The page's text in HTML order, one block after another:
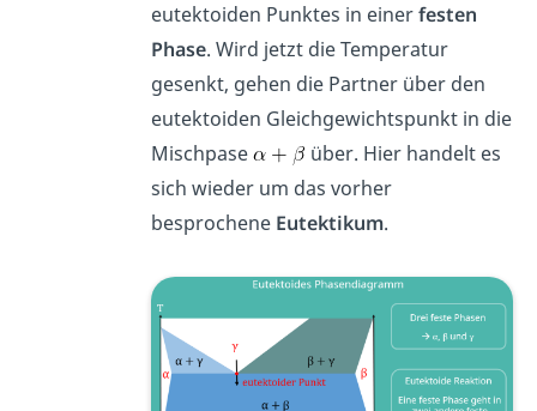
eutektoiden Punktes in einerfesten
Phase. Wird jetzt die Temperatur
gesenkt, gehen die Partner über den
eutektoiden Gleichgewichtspunkt in die
Mischpase
über. Hier handelt es
sich wieder um das vorher
besprochene Eutektikum.